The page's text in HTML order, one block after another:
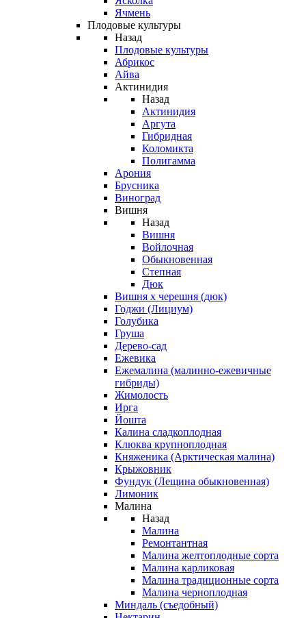
Ячмень
Плодовые культуры
Назад
Плодовые культуры
Абрикос
Айва
Актинидия
Назад
Актинидия
Аргута
Гибридная
Коломикта
Полигамма
Арония
Брусника
Виноград
Вишня
Назад
Вишня
Войлочная
Обыкновенная
Степная
Дюк
Вишня х черешня (дюк)
Годжи (Лициум)
Голубика
Груша
Дерево-сад
Ежевика
Ежемалина (малинно-ежевичные
гибриды)
Жимолость
Ирга
Йошта
Калина сладкоплодная
Клюква крупноплодная
Княженика (Арктическая малина)
Крыжовник
Фундук (Лещина обыкновенная)
Лимоник
Малина
Назад
Малина
Ремонтантная
Малина желтоплодные сорта
Малина карликовая
Малина традиционные сорта
Малина черноплодная
Миндаль (съедобный)